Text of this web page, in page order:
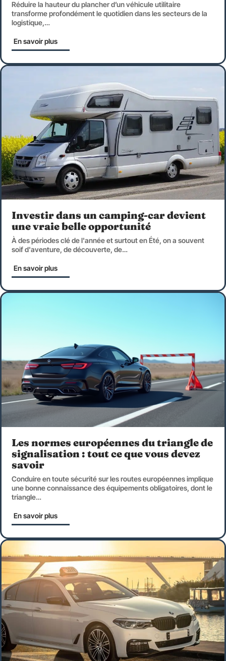
Réduire la hauteur du plancher d’un véhicule utilitaire
transforme profondément le quotidien dans les secteurs de la
logistique,…
En savoir plus
Investir dans un camping-car devient
une vraie belle opportunité
À des périodes clé de l'année et surtout en Été, on a souvent
soif d'aventure, de découverte, de…
En savoir plus
Les normes européennes du triangle de
signalisation : tout ce que vous devez
savoir
Conduire en toute sécurité sur les routes européennes implique
une bonne connaissance des équipements obligatoires, dont le
triangle…
En savoir plus